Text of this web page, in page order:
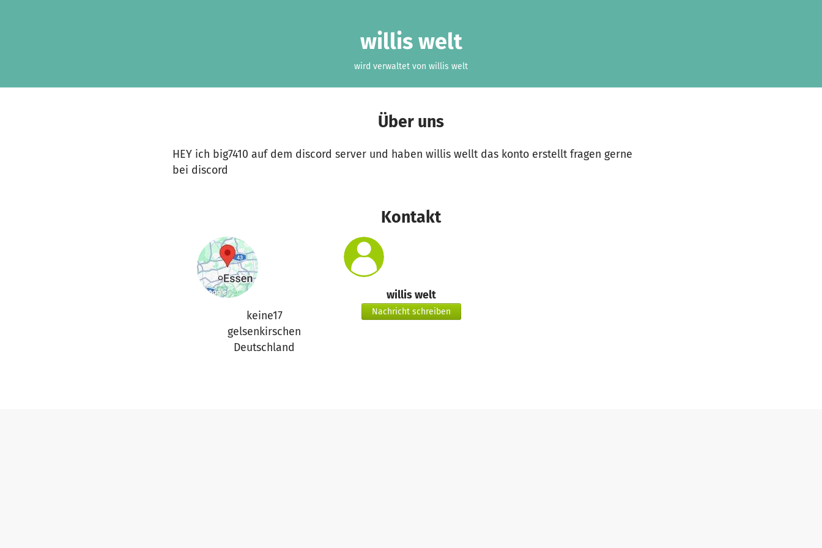
willis welt
wird verwaltet von willis welt
Über uns
HEY ich big7410 auf dem discord server und haben willis wellt das konto erstellt fragen gerne
bei discord
Kontakt
keine17
gelsenkirschen
Deutschland
willis welt
Nachricht schreiben